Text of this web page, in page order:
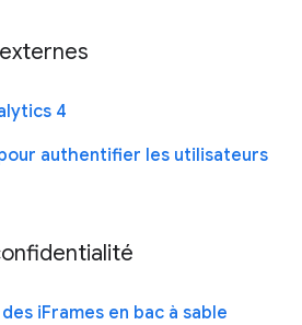
4
authentifier les utilisateurs
iFrames en bac à sable